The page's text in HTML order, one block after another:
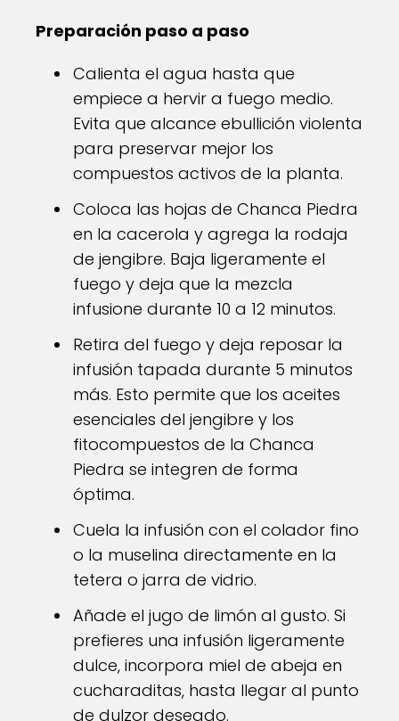
Preparación paso a paso
Calienta el agua hasta que
empiece a hervir a fuego medio.
Evita que alcance ebullición violenta
para preservar mejor los
compuestos activos de la planta.
Coloca las hojas de Chanca Piedra
en la cacerola y agrega la rodaja
de jengibre. Baja ligeramente el
fuego y deja que la mezcla
infusione durante 10 a 12 minutos.
Retira del fuego y deja reposar la
infusión tapada durante 5 minutos
más. Esto permite que los aceites
esenciales del jengibre y los
fitocompuestos de la Chanca
Piedra se integren de forma
óptima.
Cuela la infusión con el colador fino
o la muselina directamente en la
tetera o jarra de vidrio.
Añade el jugo de limón al gusto. Si
prefieres una infusión ligeramente
dulce, incorpora miel de abeja en
cucharaditas, hasta llegar al punto
de dulzor deseado.